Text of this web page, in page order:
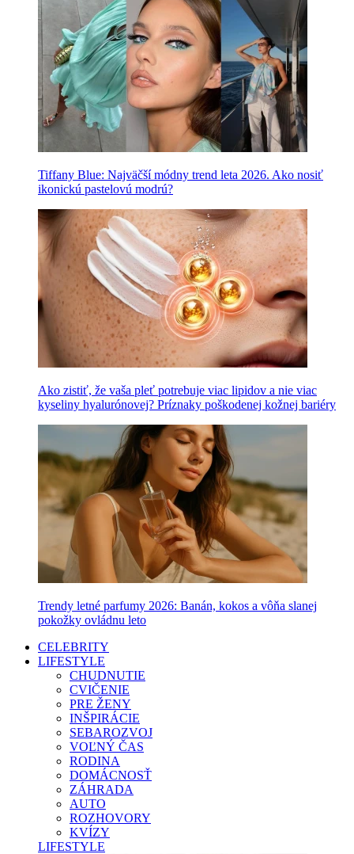
Tiffany Blue: Najväčší módny trend leta 2026. Ako nosiť
ikonickú pastelovú modrú?
Ako zistiť, že vaša pleť potrebuje viac lipidov a nie viac
kyseliny hyalurónovej? Príznaky poškodenej kožnej bariéry
Trendy letné parfumy 2026: Banán, kokos a vôňa slanej
pokožky ovládnu leto
CELEBRITY
LIFESTYLE
CHUDNUTIE
CVIČENIE
PRE ŽENY
INŠPIRÁCIE
SEBAROZVOJ
VOĽNÝ ČAS
RODINA
DOMÁCNOSŤ
ZÁHRADA
AUTO
ROZHOVORY
KVÍZY
LIFESTYLE